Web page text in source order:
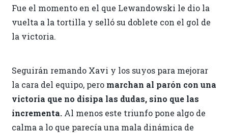
Fue el momento en el que Lewandowski le dio la
vuelta a la tortilla y selló su doblete con el gol de
la victoria.
Seguirán remando Xavi y los suyos para mejorar
la cara del equipo, pero marchan al parón con una
victoria que no disipa las dudas, sino que las
incrementa.Al menos este triunfo pone algo de
calma a lo que parecía una mala dinámica de